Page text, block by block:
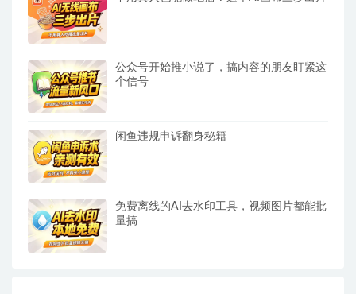
公众号开始推小说了，搞内容的朋友盯紧这
个信号
闲鱼违规申诉翻身秘籍
免费离线的AI去水印工具，视频图片都能批
量搞